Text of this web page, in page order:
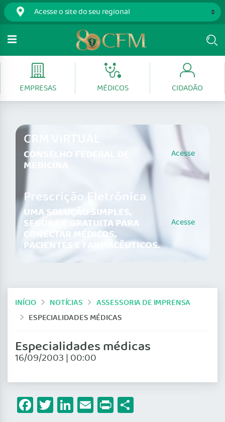
EMPRESAS MÉDICOS CIDADÃO
CRM VIRTUAL
CONSELHO FEDERAL DE
MEDICINA
Acesse
Prescrição Eletrônica
UMA SOLUÇÃO SIMPLES,
SEGURA E GRATUITA PARA
CONECTAR MÉDICOS,
PACIENTES E FARMACÊUTICOS.
Acesse
INÍCIO NOTÍCIAS
ASSESSORIA DE IMPRENSA
ESPECIALIDADES MÉDICAS
Especialidades médicas
16/09/2003 | 00:00
Facebook
Twitter
LinkedIn
Email
Print